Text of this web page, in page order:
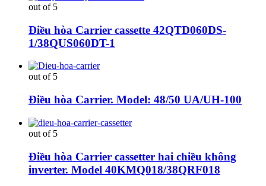
out of 5
Điều hòa Carrier cassette 42QTD060DS-
1/38QUS060DT-1
out of 5
Điều hòa Carrier. Model: 48/50 UA/UH-100
out of 5
Điều hòa Carrier cassetter hai chiều không
inverter. Model 40KMQ018/38QRF018